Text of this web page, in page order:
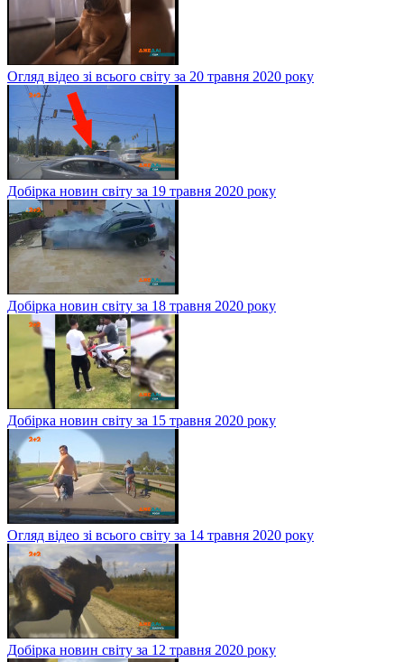
Огляд відео зі всього світу за 20 травня 2020 року
Добірка новин світу за 19 травня 2020 року
Добірка новин світу за 18 травня 2020 року
Добірка новин світу за 15 травня 2020 року
Огляд відео зі всього світу за 14 травня 2020 року
Добірка новин світу за 12 травня 2020 року